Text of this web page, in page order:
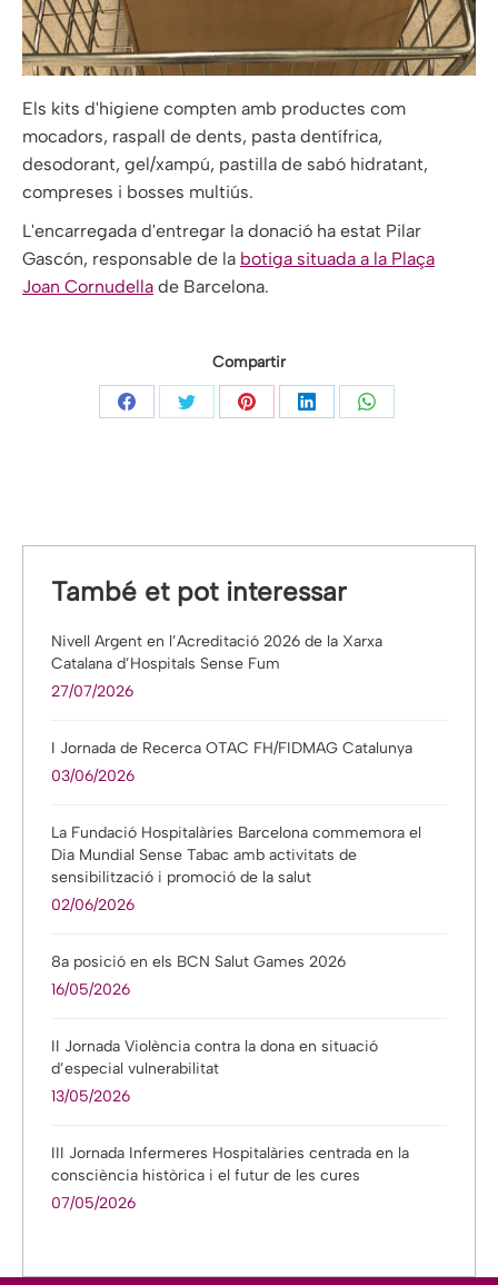
Els kits d'higiene compten amb productes com
mocadors, raspall de dents, pasta dentífrica,
desodorant, gel/xampú, pastilla de sabó hidratant,
compreses i bosses multiús.
L'encarregada d'entregar la donació ha estat Pilar
Gascón, responsable de la botiga situada a la Plaça
Joan Cornudella de Barcelona.
Compartir
Share
Share
Share
Share
Share
També et pot interessar
Nivell Argent en l’Acreditació 2026 de la Xarxa
Catalana d’Hospitals Sense Fum
27/07/2026
I Jornada de Recerca OTAC FH/FIDMAG Catalunya
03/06/2026
La Fundació Hospitalàries Barcelona commemora el
Dia Mundial Sense Tabac amb activitats de
sensibilització i promoció de la salut
02/06/2026
8a posició en els BCN Salut Games 2026
16/05/2026
II Jornada Violència contra la dona en situació
d’especial vulnerabilitat
13/05/2026
III Jornada Infermeres Hospitalàries centrada en la
consciència històrica i el futur de les cures
07/05/2026